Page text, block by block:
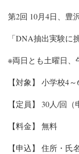
第2回 10月4日、豊
「DNA抽出実験に
※両日とも土曜日、
【対象】 小学校4
【定員】 30人/回
【料金】 無料
【申込】 住所・